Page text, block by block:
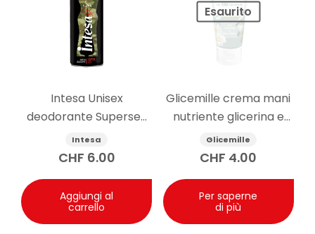
Intesa Unisex
deodorante Supersex
Mimetic 24h 125ml
Intesa
CHF 6.00
Aggiungi al
carrello
Esaurito
Glicemille crema mani
nutriente glicerina e
camomilla 100ml
Glicemille
CHF 4.00
Per saperne
di più